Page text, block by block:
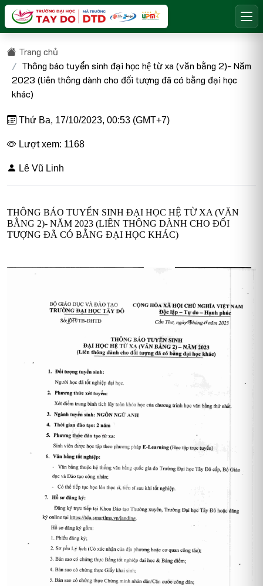
Trang chủ
Thông báo tuyển sinh đại học hệ từ xa (văn bằng 2)- Năm
2023 (liên thông dành cho đối tượng đã có bằng đại học
khác)
Thứ Ba, 17/10/2023, 00:53 (GMT+7)
Lượt xem: 1168
Lê Vũ Linh
THÔNG BÁO TUYỂN SINH ĐẠI HỌC HỆ TỪ XA (VĂN
BẰNG 2)- NĂM 2023 (LIÊN THÔNG DÀNH CHO ĐỐI
TƯỢNG ĐÃ CÓ BẰNG ĐẠI HỌC KHÁC)